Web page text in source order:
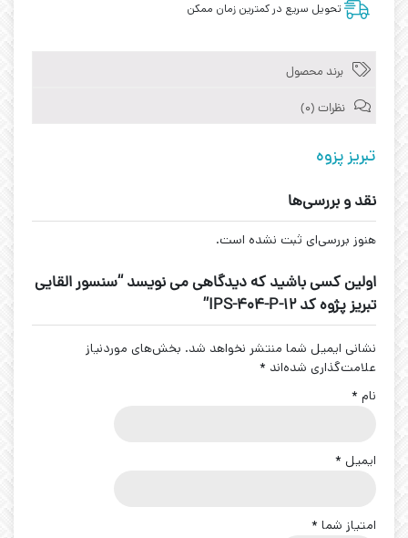
تحویل سریع در کمترین زمان ممکن
برند محصول
نظرات (0)
تبریز پزوه
نقد و بررسی‌ها
هنوز بررسی‌ای ثبت نشده است.
اولین کسی باشید که دیدگاهی می نویسد “سنسور القایی
تبریز پژوه کد IPS-404-P-12”
نشانی ایمیل شما منتشر نخواهد شد. بخش‌های موردنیاز
علامت‌گذاری شده‌اند *
نام *
ایمیل *
امتیاز شما *